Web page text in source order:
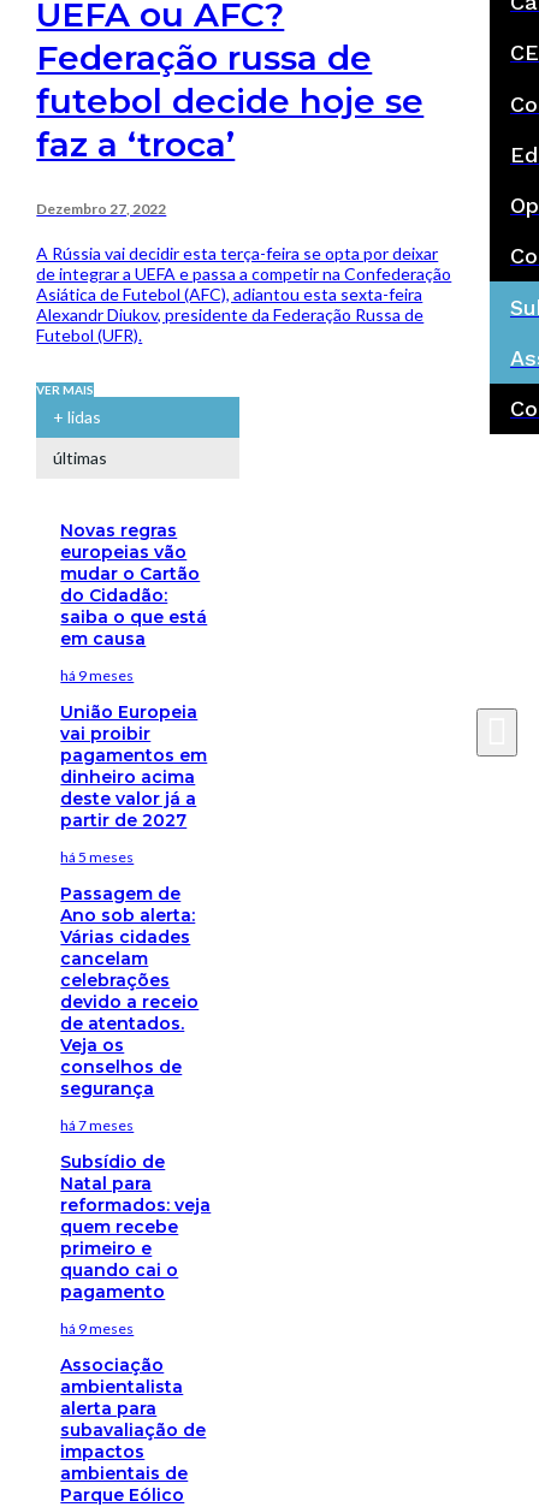
UEFA ou AFC?
Federação russa de
futebol decide hoje se
faz a ‘troca’
Dezembro 27, 2022
A Rússia vai decidir esta terça-feira se opta por deixar
de integrar a UEFA e passa a competir na Confederação
Asiática de Futebol (AFC), adiantou esta sexta-feira
Alexandr Diukov, presidente da Federação Russa de
Futebol (UFR).
VER MAIS
+ lidas
últimas
Novas regras
europeias vão
mudar o Cartão
do Cidadão:
saiba o que está
em causa
há 9 meses
União Europeia
vai proibir
pagamentos em
dinheiro acima
deste valor já a
partir de 2027
há 5 meses
Passagem de
Ano sob alerta:
Várias cidades
cancelam
celebrações
devido a receio
de atentados.
Veja os
conselhos de
segurança
há 7 meses
Subsídio de
Natal para
reformados: veja
quem recebe
primeiro e
quando cai o
pagamento
há 9 meses
Associação
ambientalista
alerta para
subavaliação de
impactos
ambientais de
Parque Eólico